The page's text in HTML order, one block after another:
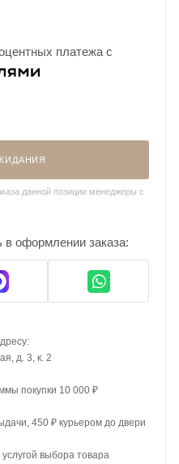
платежа с
данной позиции менеджеры с
оформлении заказа:
д. 3, к. 2
покупки 10 000 ₽
450 ₽ курьером до двери
выбора товара